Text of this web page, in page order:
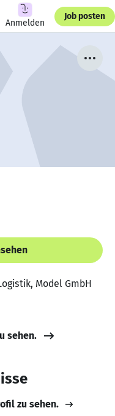
Anmelden
Job posten
Model GmbH
sehen.
zu sehen.